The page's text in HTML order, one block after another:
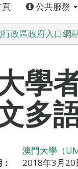
公共服務
政區政府入口網
學
多
澳門大學（UM
2018年3月20